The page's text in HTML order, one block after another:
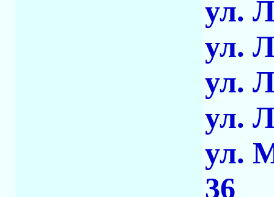
ул.
ул.
ул.
ул.
ул.
36